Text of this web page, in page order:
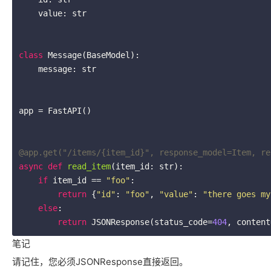
class Message(BaseModel) :
app = FastAPI()
@app.get("/items/{item_id}", response_model=Item,
async def read_item(item_id: str) :
if item_id == "foo" :
return {"id" : "foo" , "value" :
"there goes
else:
return JSONResponse(status_code=404,
笔记
请记住，您必须JSONResponse直接返回。